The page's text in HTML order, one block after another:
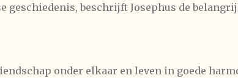
geschiedenis, beschrijft Josephus de
onder elkaar en leven in goede